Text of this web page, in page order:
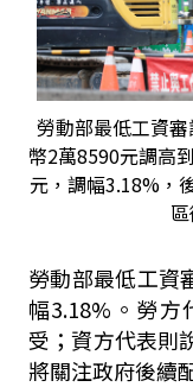
勞動部最低工資
幣2萬8590元調高
元，調幅3.18%，
勞動部最低工資
幅3.18%。勞
受；資方代表則
將關注政府後續